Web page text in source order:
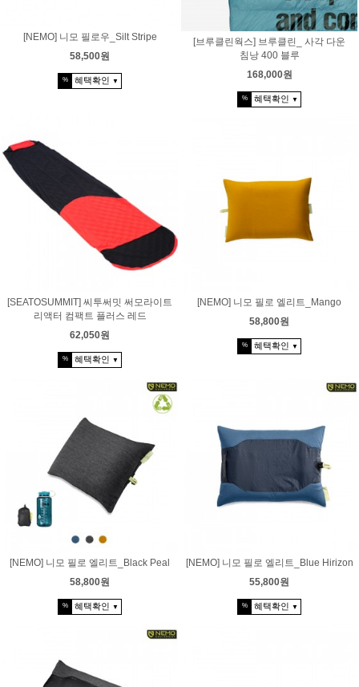
[NEMO] 니모 필로우_Silt Stripe
58,500원
% 혜택확인 ▼
[브루클린웍스] 브루클린_ 사각 다운
침낭 400 블루
168,000원
% 혜택확인 ▼
[SEATOSUMMIT] 씨투써밋 써모라이트
리액터 컴팩트 플러스 레드
62,050원
% 혜택확인 ▼
[NEMO] 니모 필로 엘리트_Mango
58,800원
% 혜택확인 ▼
[NEMO] 니모 필로 엘리트_Black Peal
58,800원
% 혜택확인 ▼
[NEMO] 니모 필로 엘리트_Blue Hirizon
55,800원
% 혜택확인 ▼